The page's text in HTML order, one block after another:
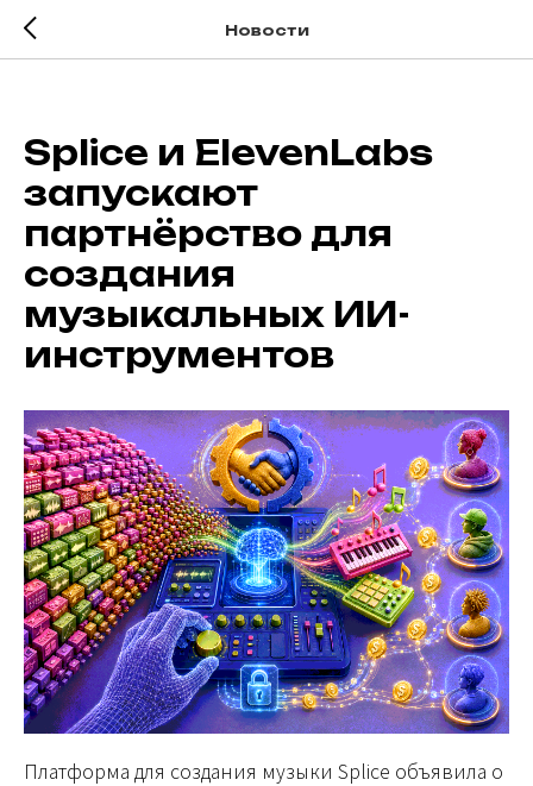
Новости
Splice и ElevenLabs
запускают
партнёрство для
создания
музыкальных ИИ-
инструментов
Платформа для создания музыки Splice объявила о